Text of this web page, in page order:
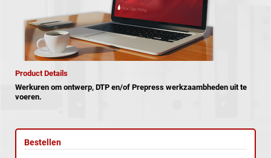
Product Details
Werkuren om ontwerp, DTP en/of Prepress werkzaambheden uit te
voeren.
Bestellen